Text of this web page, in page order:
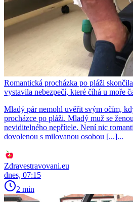
Romantická procházka po pláži
vystavila nebezpečí, které číhá u moře
Mladý pár nemohl uvěřit svým očím,
procházce po pláži. Mladý muž se
neviditelného nepřítele. Není nic
dovolenou s milovanou osobou [...]...
Zdravestravovani.eu
dnes, 07:15
2 min